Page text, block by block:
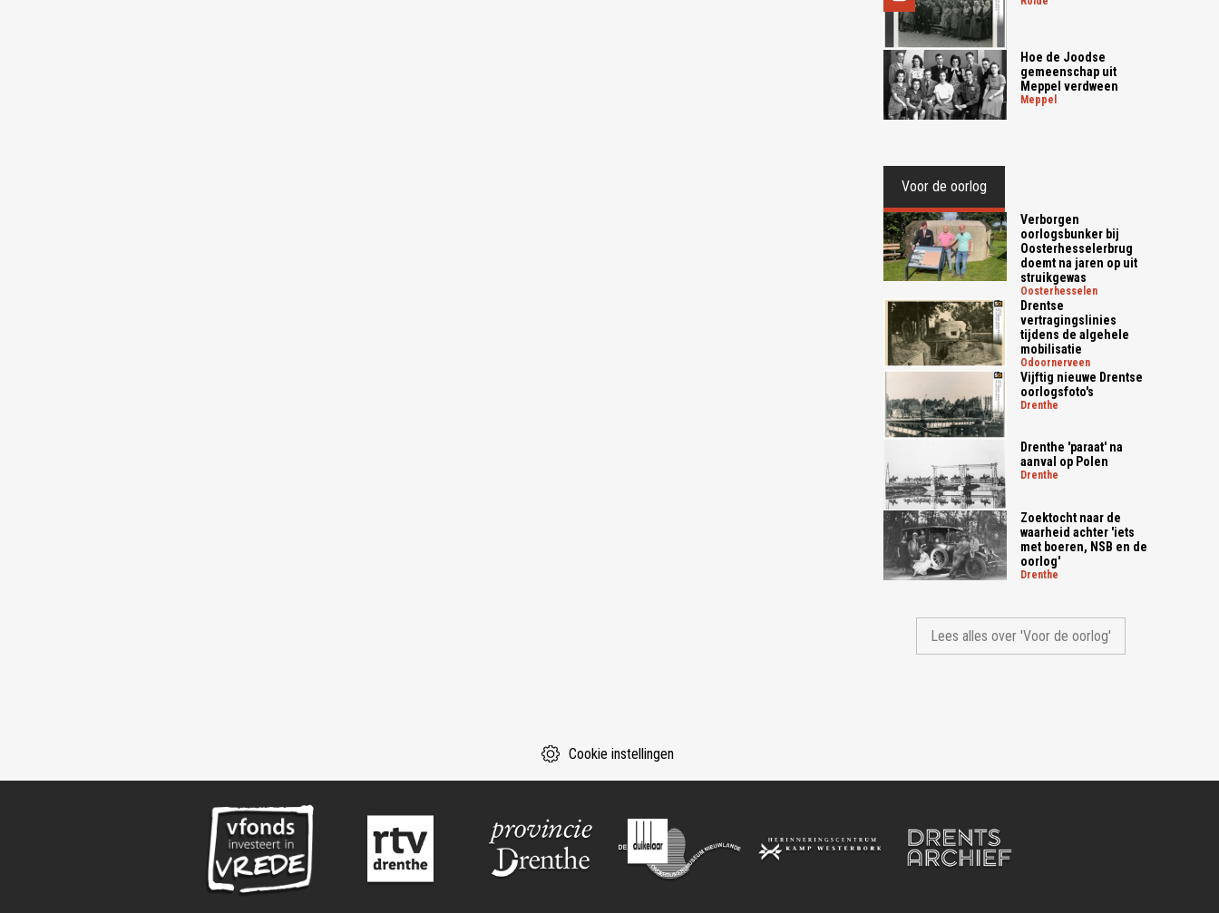
Hoe de Joodse
gemeenschap uit
Meppel verdween
meppel
Voor de oorlog
Verborgen
oorlogsbunker bij
Oosterhesselerbrug
doemt na jaren op uit
struikgewas
oosterhesselen
Drentse
vertragingslinies
tijdens de algehele
mobilisatie
odoornerveen
Vijftig nieuwe Drentse
oorlogsfoto's
drenthe
Drenthe 'paraat' na
aanval op Polen
drenthe
Zoektocht naar de
waarheid achter 'iets
met boeren, NSB en de
oorlog'
drenthe
Lees alles over 'Voor de oorlog'
Cookie instellingen